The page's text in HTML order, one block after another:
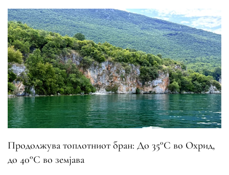
Продолжува топлотниот бран: До 35°C во Охрид,
до 40°C во земјава